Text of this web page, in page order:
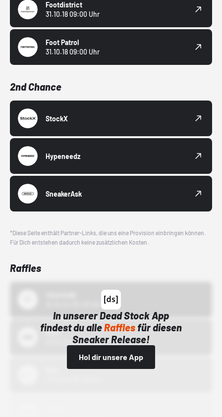
Footdistrict
31.10.18 09:00 Uhr
Foot Patrol
31.10.18 09:00 Uhr
2nd Chance
StockX
Hypeneedz
SneakerAsk
*Diese Seite enthält Partner-Links, die uns eine Provision einbringen können.
Für Dich entstehen dadurch keine zusätzlichen Kosten.
Raffles
In unserer Dead Stock App
findest du alleRafflesfür diesen
Sneaker Release!
Hol dir unsere App
Bstn
01.10.22 00:00 Uhr